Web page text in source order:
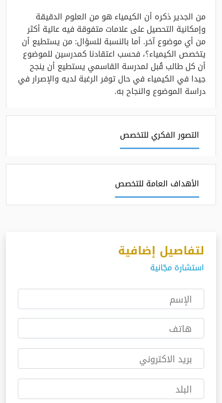
من الجدير ذكره أن الكيمياء هو من العلوم الدقيقة
وإمكانية التحصيل على علامات متفوقة فيه عالية أكثر
من أي موضوع آخر. أما بالنسبة للسؤال: من يستطيع أن
يتخصص الكيمياء؟، فحسب اعتقادنا كمدرسين للموضوع
أن كل طالب قُبل لمدرسة القاسمي يستطيع أن ينجح
جيدا في الكيمياء في حال توفر الرغبة لديه والإصرار في
دراسة الموضوع والنجاح به.
التصور الفكري للتخصص
الأهداف العامة للتخصص
لتفاصيل إضافية
استشارة مجّانية
الإسم
هاتف
بريد الاكتروني
البلد